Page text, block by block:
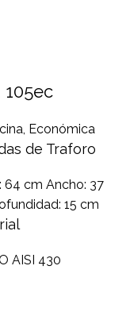
105ec
, Económica
de Traforo
64 cm Ancho: 37
15 cm
AISI 430